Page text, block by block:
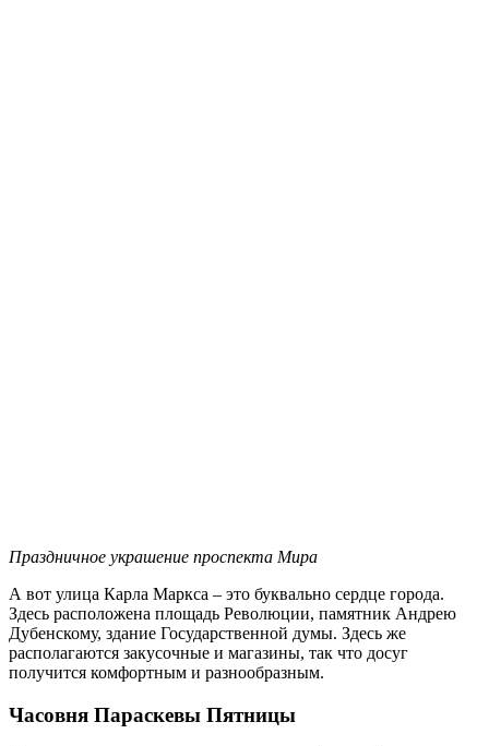
Праздничное украшение проспекта Мира
А вот улица Карла Маркса – это буквально сердце города.
Здесь расположена площадь Революции, памятник Андрею
Дубенскому, здание Государственной думы. Здесь же
располагаются закусочные и магазины, так что досуг
получится комфортным и разнообразным.
Часовня Параскевы Пятницы